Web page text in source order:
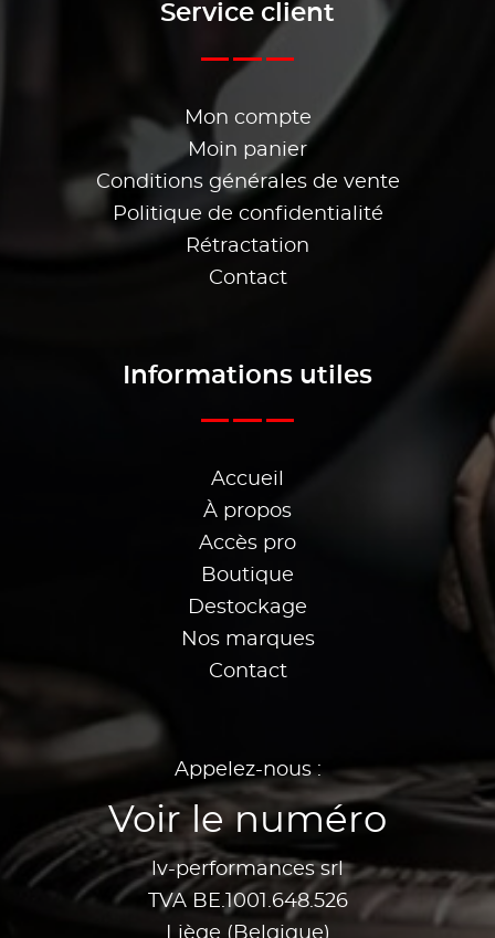
Service client
Mon compte
Moin panier
Conditions générales de vente
Politique de confidentialité
Rétractation
Contact
Informations utiles
Accueil
À propos
Accès pro
Boutique
Destockage
Nos marques
Contact
Appelez-nous :
Voir le numéro
lv-performances srl
TVA BE.1001.648.526
Liège (Belgique)